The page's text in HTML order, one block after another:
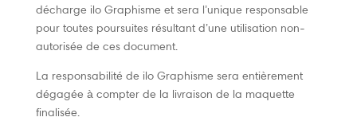
décharge ilo Graphisme et sera l’unique responsable
pour toutes poursuites résultant d’une utilisation non-
autorisée de ces document.
La responsabilité de ilo Graphisme sera entièrement
dégagée à compter de la livraison de la maquette
finalisée.